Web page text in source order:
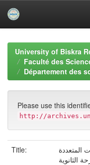
navigationUniversity of Biskra
Faculté des
Département des
Please use this
http://
Title:
المتعددة
الثانوية